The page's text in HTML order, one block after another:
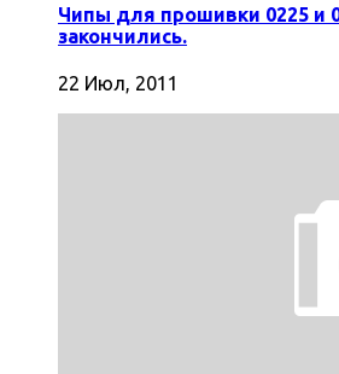
Чипы для прошивки 0225 и
закончились.
22 Июл, 2011